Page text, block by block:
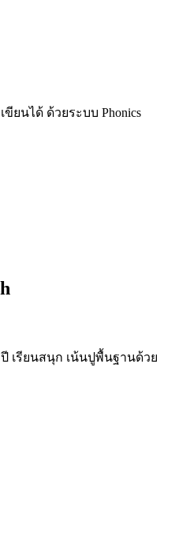
ยนได้ ด้วยระบบ Phonics
เรียนสนุก เน้นปูพื้นฐานด้วย